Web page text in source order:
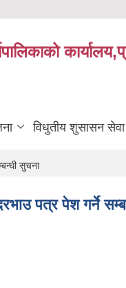
विधुतीय शुसासन सेवा
सुचना
पत्र पेश गर्ने